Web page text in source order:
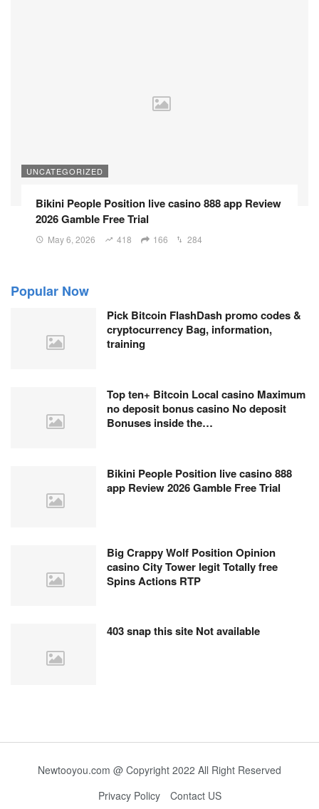
UNCATEGORIZED
Bikini People Position live casino 888 app Review
2026 Gamble Free Trial
May 6, 2026 418 166 284
Popular Now
Pick Bitcoin FlashDash promo codes &
cryptocurrency Bag, information,
training
Top ten+ Bitcoin Local casino Maximum
no deposit bonus casino No deposit
Bonuses inside the…
Bikini People Position live casino 888
app Review 2026 Gamble Free Trial
Big Crappy Wolf Position Opinion
casino City Tower legit Totally free
Spins Actions RTP
403 snap this site Not available
Newtooyou.com @ Copyright 2022 All Right Reserved
Privacy Policy
Contact US